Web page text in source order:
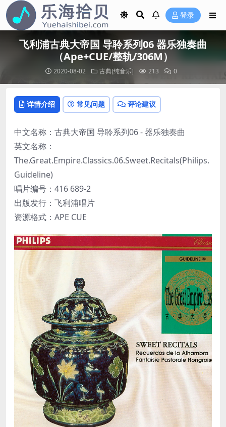
登录
飞利浦古典大帝国 导聆系列06 器乐独奏曲
（Ape+CUE/整轨/306M）
2020-08-02 古典[纯音乐] 213 0
详情介绍 常见问题 评论建议
中文名称：古典大帝国 导聆系列06 - 器乐独奏曲
英文名称：
The.Great.Empire.Classics.06.Sweet.Recitals(Philips.
Guideline)
唱片编号：416 689-2
出版发行：飞利浦唱片
资源格式：APE CUE